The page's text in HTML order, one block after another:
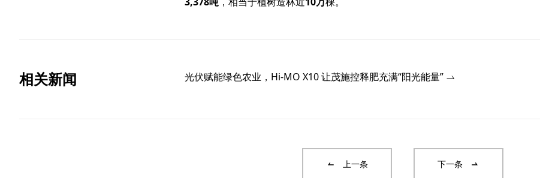
相关新闻 光伏赋能绿色农业，Hi-MO X10 让茂施控释肥充满“阳光能量”
上一条 下一条